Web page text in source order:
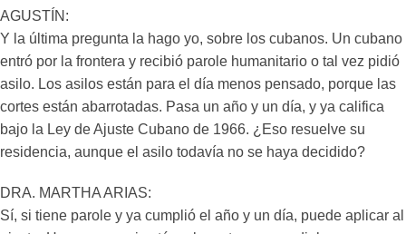
AGUSTÍN:
Y la última pregunta la hago yo, sobre los cubanos. Un cubano
entró por la frontera y recibió parole humanitario o tal vez pidió
asilo. Los asilos están para el día menos pensado, porque las
cortes están abarrotadas. Pasa un año y un día, y ya califica
bajo la Ley de Ajuste Cubano de 1966. ¿Eso resuelve su
residencia, aunque el asilo todavía no se haya decidido?
DRA. MARTHA ARIAS:
Sí, si tiene parole y ya cumplió el año y un día, puede aplicar al